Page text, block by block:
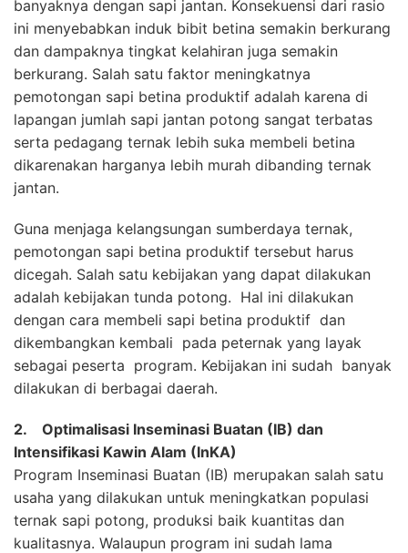
banyaknya dengan sapi jantan. Konsekuensi dari rasio
ini menyebabkan induk bibit betina semakin berkurang
dan dampaknya tingkat kelahiran juga semakin
berkurang. Salah satu faktor meningkatnya
pemotongan sapi betina produktif adalah karena di
lapangan jumlah sapi jantan potong sangat terbatas
serta pedagang ternak lebih suka membeli betina
dikarenakan harganya lebih murah dibanding ternak
jantan.
Guna menjaga kelangsungan sumberdaya ternak,
pemotongan sapi betina produktif tersebut harus
dicegah. Salah satu kebijakan yang dapat dilakukan
adalah kebijakan tunda potong. Hal ini dilakukan
dengan cara membeli sapi betina produktif dan
dikembangkan kembali pada peternak yang layak
sebagai peserta program. Kebijakan ini sudah banyak
dilakukan di berbagai daerah.
2. Optimalisasi Inseminasi Buatan (IB) dan
Intensifikasi Kawin Alam (InKA)
Program Inseminasi Buatan (IB) merupakan salah satu
usaha yang dilakukan untuk meningkatkan populasi
ternak sapi potong, produksi baik kuantitas dan
kualitasnya. Walaupun program ini sudah lama